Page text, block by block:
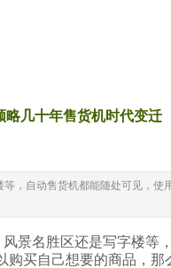
略几十年售货机时代变迁
，自动售货机都能随处可见，
名胜区还是写字楼等
买自己想要的商品，